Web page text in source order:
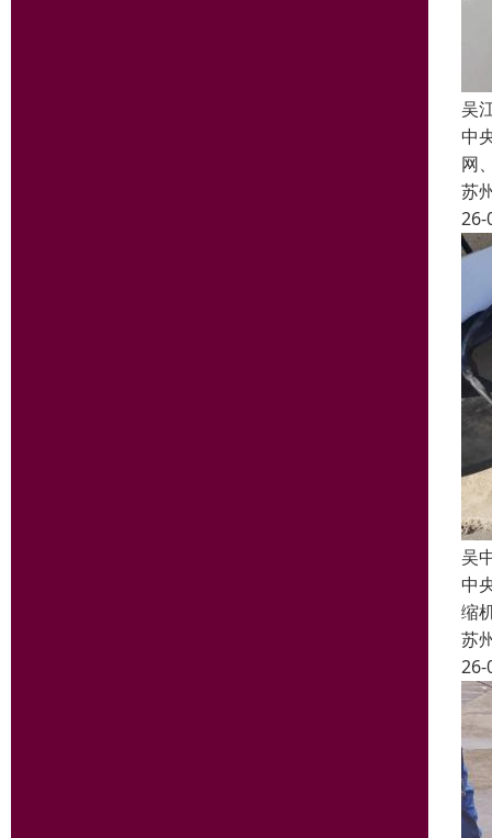
吴
中
网
苏
26-
吴
中
缩
苏
26-